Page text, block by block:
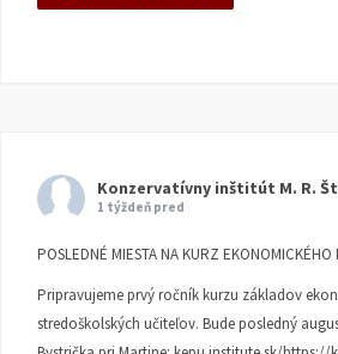
Konzervatívny inštitút M. R.
1 týždeň pred
POSLEDNÉ MIESTA NA KURZ EKONOMICKÉHO
Pripravujeme prvý ročník kurzu základov
stredoškolských učiteľov. Bude posledný